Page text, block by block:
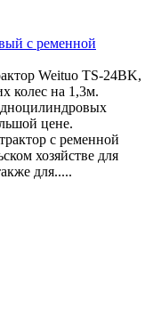
с ременной
Weituo TS-24BK,
колес на 1,3м.
цене.
с ременной
хозяйстве для
для.....